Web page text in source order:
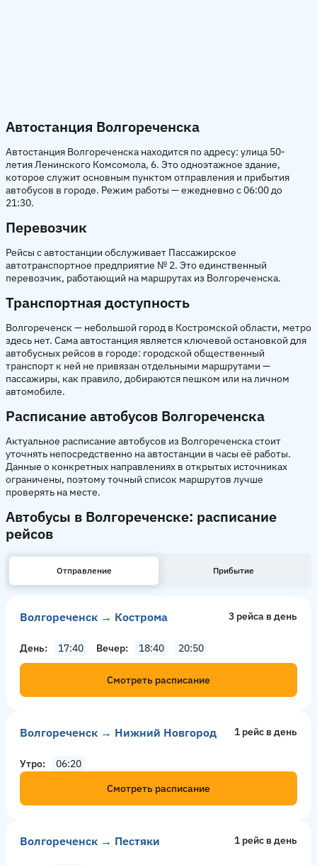
Автостанция Волгореченска
Автостанция Волгореченска находится по адресу: улица 50-
летия Ленинского Комсомола, 6. Это одноэтажное здание,
которое служит основным пунктом отправления и прибытия
автобусов в городе. Режим работы — ежедневно с 06:00 до
21:30.
Перевозчик
Рейсы с автостанции обслуживает Пассажирское
автотранспортное предприятие № 2. Это единственный
перевозчик, работающий на маршрутах из Волгореченска.
Транспортная доступность
Волгореченск — небольшой город в Костромской области, метро
здесь нет. Сама автостанция является ключевой остановкой для
автобусных рейсов в городе: городской общественный
транспорт к ней не привязан отдельными маршрутами —
пассажиры, как правило, добираются пешком или на личном
автомобиле.
Расписание автобусов Волгореченска
Актуальное расписание автобусов из Волгореченска стоит
уточнять непосредственно на автостанции в часы её работы.
Данные о конкретных направлениях в открытых источниках
ограничены, поэтому точный список маршрутов лучше
проверять на месте.
Автобусы в Волгореченске: расписание
рейсов
Отправление Прибытие
Волгореченск → Кострома 3 рейсa в день
День 17:40 Вечер 18:40 20:50
Смотреть расписание
Волгореченск → Нижний Новгород 1 рейс в день
Утро
06:20
Смотреть расписание
Волгореченск → Пестяки 1 рейс в день